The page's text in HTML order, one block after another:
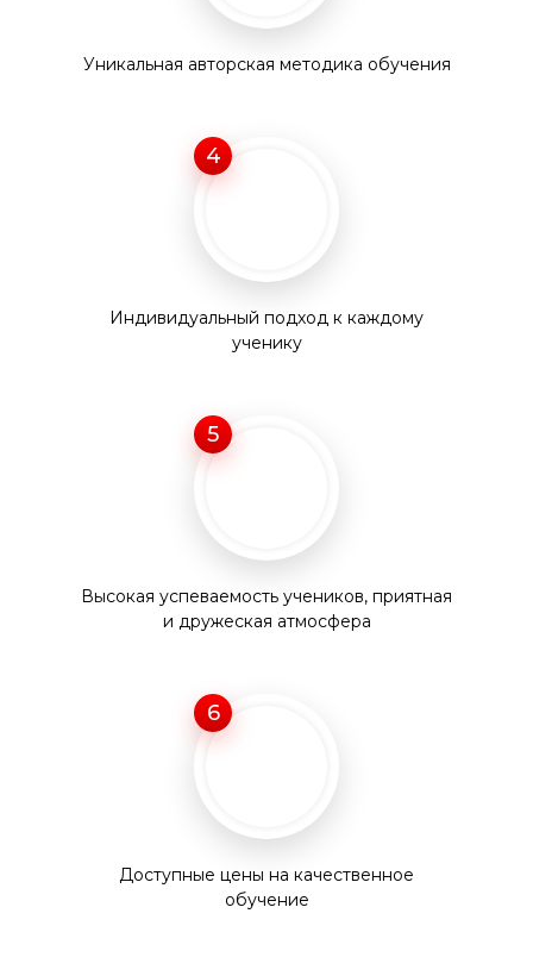
Уникальная авторская методика обучения
4
Индивидуальный подход к каждому
ученику
5
Высокая успеваемость учеников, приятная
и дружеская атмосфера
6
Доступные цены на качественное
обучение